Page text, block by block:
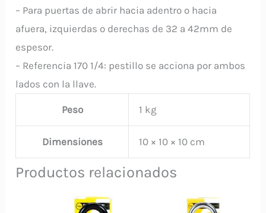
– Para puertas de abrir hacia adentro o hacia
afuera, izquierdas o derechas de 32 a 42mm de
espesor.
– Referencia 170 1/4: pestillo se acciona por ambos
lados con la llave.
Peso 1 kg
Dimensiones 10 × 10 × 10 cm
Productos relacionados